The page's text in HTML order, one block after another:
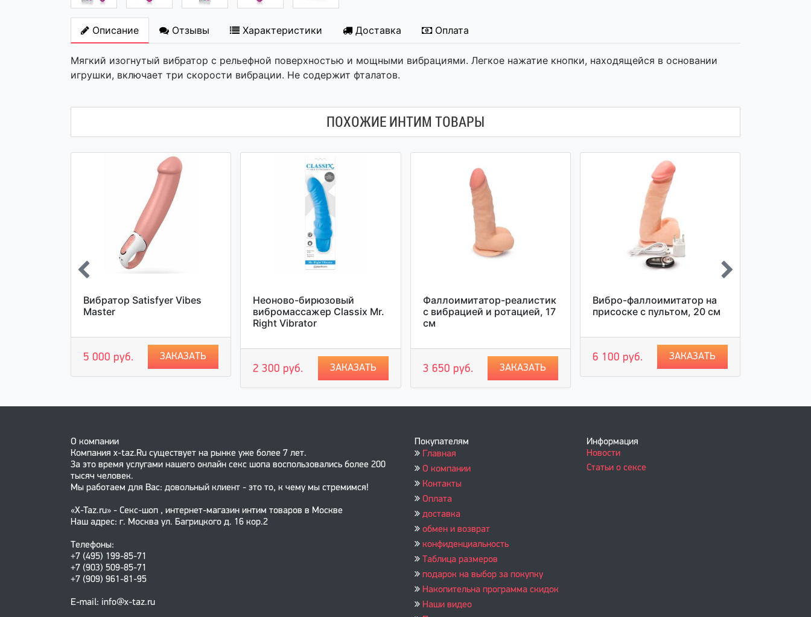
Описание Отзывы Характеристики Доставка Оплата
Мягкий изогнутый вибратор с рельефной поверхностью и мощными вибрациями. Легкое нажатие кнопки, находящейся в основании
игрушки, включает три скорости вибрации. Не содержит фталатов.
ПОХОЖИЕ ИНТИМ ТОВАРЫ
Вибратор Satisfyer Vibes
Master
5 000 руб. ЗАКАЗАТЬ
Неоново-бирюзовый
вибромассажер Classix Mr.
Right Vibrator
2 300 руб. ЗАКАЗАТЬ
Фаллоимитатор-реалистик
с вибрацией и ротацией, 17
см
3 650 руб. ЗАКАЗАТЬ
Вибро-фаллоимитатор на
присоске с пультом, 20 см
6 100 руб. ЗАКАЗАТЬ
О компании
Компания x-taz.Ru существует на рынке уже более 7 лет.
За это время услугами нашего онлайн секс шопа воспользовались более 200
тысяч человек.
Мы работаем для Вас: довольный клиент - это то, к чему мы стремимся!
«X-Taz.ru» - Секс-шоп , интернет-магазин интим товаров в Москве
Наш адрес: г. Москва ул. Багрицкого д. 16 кор.2
Телефоны:
+7 (495) 199-85-71
+7 (903) 509-85-71
+7 (909) 961-81-95
E-mail: info@x-taz.ru
Покупателям
Главная
О компании
Контакты
Оплата
доставка
обмен и возврат
конфиденциальность
Таблица размеров
подарок на выбор за покупку
Накопительна программа скидок
Наши видео
Информация
Новости
Статьи о сексе